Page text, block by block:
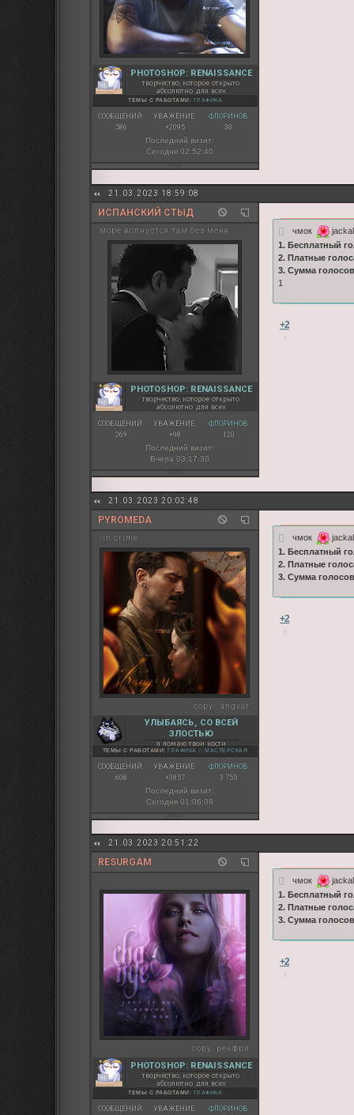
PHOTOSHOP: RENAISSANCE
творчество, которое открыто
абсолютно для всех
ТЕМЫ С РАБОТАМИ: ГРАФИКА
СООБЩЕНИЙ:
586
УВАЖЕНИЕ:
+2095
ФЛОРИНОВ:
30
Последний визит:
Сегодня 02:52:40
21.03.2023 18:59:08
ИСПАНСКИЙ СТЫД
море волнуется там без меня
PHOTOSHOP: RENAISSANCE
творчество, которое открыто
абсолютно для всех
СООБЩЕНИЙ:
269
УВАЖЕНИЕ:
+98
ФЛОРИНОВ:
120
Последний визит:
Вчера 03:17:30
чмок
jackal
1. Бесплатный
2. Платные
3. Сумма
1
+2
21.03.2023 20:02:48
PYROMEDA
-in crime
copy: .angvar
УЛЫБАЯСЬ, СО ВСЕЙ
ЗЛОСТЬЮ
я ломаю твои кости
ТЕМЫ С РАБОТАМИ:ГРАФИКА ◇МАСТЕРСКАЯ
СООБЩЕНИЙ:
608
УВАЖЕНИЕ:
+3857
ФЛОРИНОВ:
3 755
Последний визит:
Сегодня 01:06:08
чмок
jackal
1. Бесплатный
2. Платные
3. Сумма
+2
21.03.2023 20:51:22
RESURGAM
copy: ренфри
PHOTOSHOP: RENAISSANCE
творчество, которое открыто
абсолютно для всех
ТЕМЫ С РАБОТАМИ: ГРАФИКА
СООБЩЕНИЙ:
УВАЖЕНИЕ:
ФЛОРИНОВ:
чмок
jackal
1. Бесплатный
2. Платные
3. Сумма
+2